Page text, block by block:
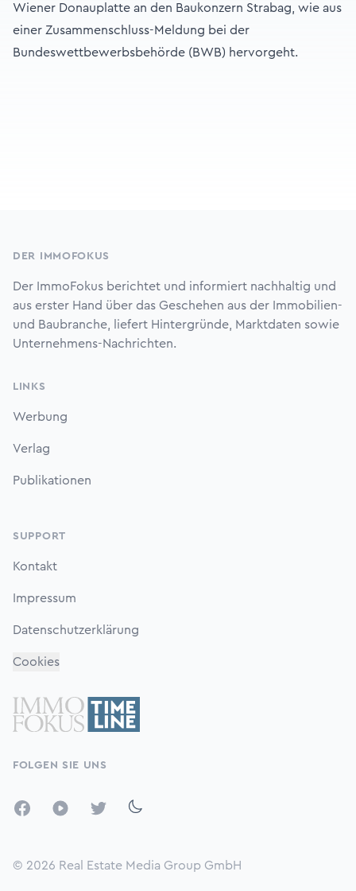
Wiener Donauplatte an den Baukonzern Strabag, wie aus
einer Zusammenschluss-Meldung bei der
Bundeswettbewerbsbehörde (BWB) hervorgeht.
DER IMMOFOKUS
Der ImmoFokus berichtet und informiert nachhaltig und
aus erster Hand über das Geschehen aus der Immobilien-
und Baubranche, liefert Hintergründe, Marktdaten sowie
Unternehmens-Nachrichten.
LINKS
Werbung
Verlag
Publikationen
SUPPORT
Kontakt
Impressum
Datenschutzerklärung
Cookies
FOLGEN SIE UNS
FacebookYouTubeTwitter
© 2026 Real Estate Media Group GmbH